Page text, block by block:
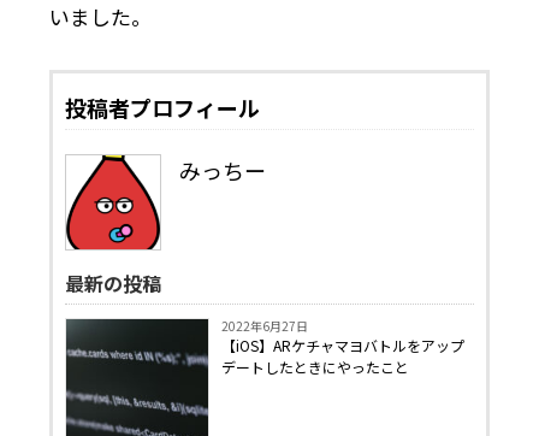
いました。
投稿者プロフィール
みっちー
最新の投稿
2022年6月27日
【iOS】ARケチャマヨバトルをアップ
デートしたときにやったこと